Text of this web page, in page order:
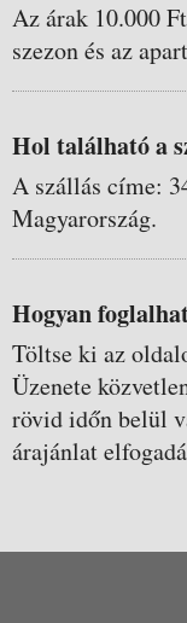
Az árak 10.000
szezon és az
Hol található a
A szállás címe:
Magyarország.
Hogyan
Töltse ki az
Üzenete
rövid időn belül
árajánlat